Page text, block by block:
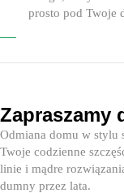
prosto pod Twoje
Zapraszamy
Odmiana domu w stylu
Twoje codzienne
linie i mądre
dumny przez lata.